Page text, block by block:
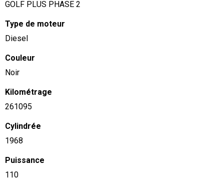
GOLF PLUS PHASE 2
Type de moteur
Diesel
Couleur
Noir
Kilométrage
261095
Cylindrée
1968
Puissance
110